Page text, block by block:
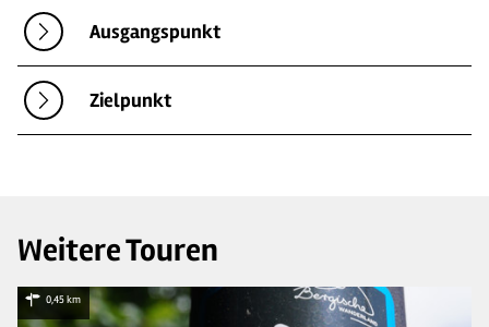
Ausgangspunkt
Zielpunkt
Weitere Touren
0,45 km